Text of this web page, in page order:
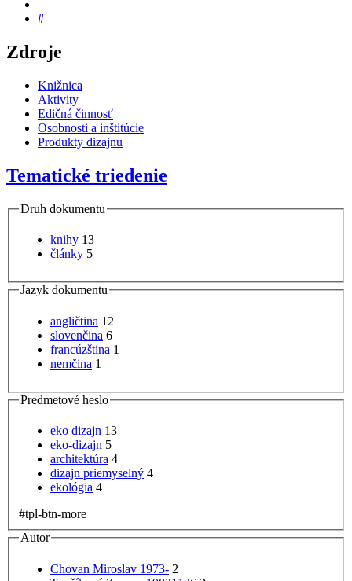
#
Zdroje
Knižnica
Aktivity
Edičná činnosť
Osobnosti a inštitúcie
Produkty dizajnu
Tematické triedenie
Druh dokumentu
knihy 13
články 5
Jazyk dokumentu
angličtina 12
slovenčina 6
francúzština 1
nemčina 1
Predmetové heslo
eko dizajn 13
eko-dizajn 5
architektúra 4
dizajn priemyselný 4
ekológia 4
#tpl-btn-more
Autor
Chovan Miroslav 1973- 2